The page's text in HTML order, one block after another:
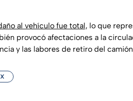
al vehículo fue total, lo que
provocó afectaciones a la
y las labores de retiro del